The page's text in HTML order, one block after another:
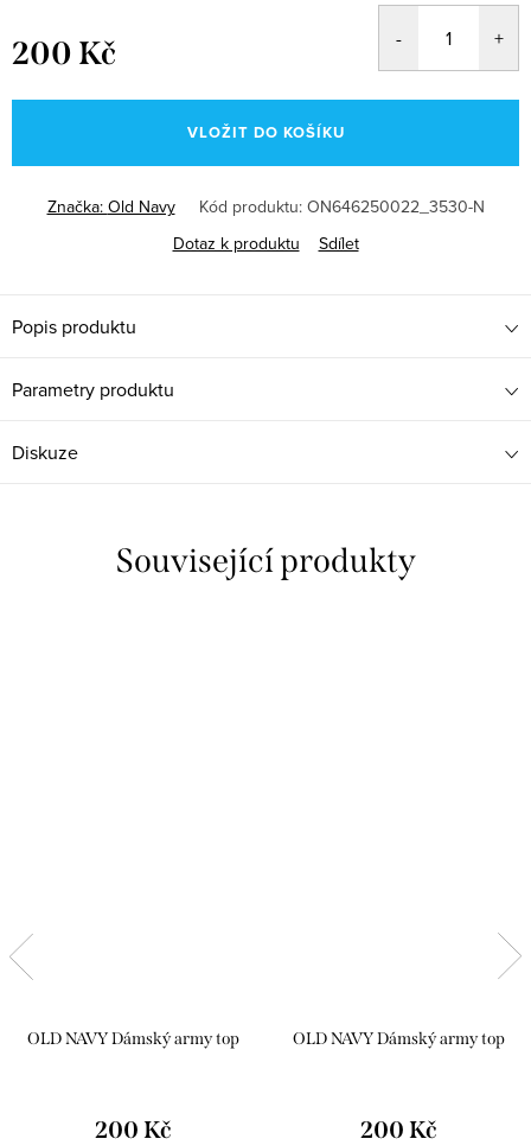
200 Kč
cena:
VLOŽIT DO KOŠÍKU
Značka: Old Navy Kód produktu: ON646250022_3530-N
Dotaz k produktu
Sdílet
Popis produktu
Parametry produktu
Diskuze
Související produkty
OLD NAVY Dámský army top
200 Kč
OLD NAVY Dámský army top
200 Kč